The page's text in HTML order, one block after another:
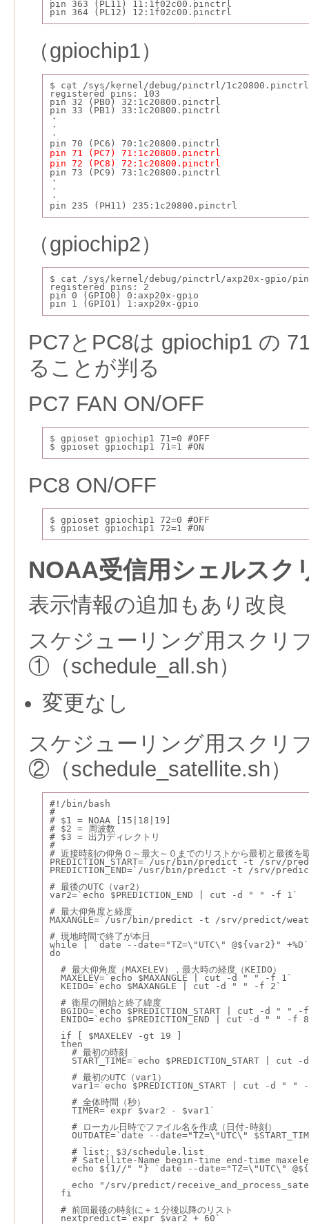
pin 363 (PL11) 11:1f02c00.pinctrl
pin 364 (PL12) 12:1f02c00.pinctrl
（gpiochip1）
$ cat /sys/kernel/debug/pinctrl/
registered pins: 103
pin 32 (PB0) 32:1c20800.pinctrl
pin 33 (PB1) 33:1c20800.pinctrl
・
・
・
pin 70 (PC6) 70:1c20800.pinctrl
pin 71 (PC7) 71:1c20800.pinctrl
pin 72 (PC8) 72:1c20800.pinctrl
pin 73 (PC9) 73:1c20800.pinctrl
・
・
・
pin 235 (PH11) 235:1c20800.pinctrl
（gpiochip2）
$ cat /sys/kernel/debug/pinctrl/axp20x-gpio/
registered pins: 2
pin 0 (GPIO0) 0:axp20x-gpio
pin 1 (GPIO1) 1:axp20x-gpio
PC7とPC8は gpiochip1 の
ることが判る
PC7 FAN ON/OFF
$ gpioset gpiochip1 71=0 #OFF
$ gpioset gpiochip1 71=1 #ON
PC8 ON/OFF
$ gpioset gpiochip1 72=0 #OFF
$ gpioset gpiochip1 72=1 #ON
NOAA受信用シェルスク
表示情報の追加もあり改良
スケジューリング用スクリ
①（schedule_all.sh）
変更なし
スケジューリング用スクリ
②（schedule_satellite.sh）
#!/bin/bash
#
# $1 = NOAA [15|18|19]
# $2 = 周波数
# $3 = 出力ディレクトリ
#
# 近接時刻の仰角０～最大～０までのリストから最初と最後を
PREDICTION_START=`/usr/bin/predict -t /
PREDICTION_END=`/usr/bin/predict -t /srv/
# 最後のUTC（var2）
var2=`echo $PREDICTION_END | cut -d " " -f 1`
# 最大仰角度と経度
MAXANGLE=`/usr/bin/predict -t /srv/predict/
# 現地時間で終了が本日
while [ `date --date="TZ=\"UTC\" @${var2}"
do
  # 最大仰角度（MAXELEV），最大時の経度（KEIDO）
  MAXELEV=`echo $MAXANGLE | cut -d " " -f 1`
  KEIDO=`echo $MAXANGLE | cut -d " " -f 2`
  # 衛星の開始と終了緯度
BGIDO=`echo $PREDICTION_START | cut -d " " -
ENIDO=`echo $PREDICTION_END | cut -d " " -f
  if [ $MAXELEV -gt 19 ]
  then
    # 最初の時刻
START_TIME=`echo $PREDICTION_START | cut -
    # 最初のUTC（var1）
var1=`echo $PREDICTION_START | cut -d " "
    # 全体時間（秒）
    TIMER=`expr $var2 - $var1`
    # ローカル日時でファイル名を作成（日付-時刻）
OUTDATE=`date --date="TZ=\"UTC\"
    # list: $3/schedule.list
# Satellite-Name begin-time end-time
echo ${1//" "} `date --date="TZ=\"UTC\"
echo "/srv/predict/
  fi
  # 前回最後の時刻に＋１分後以降のリスト
  nextpredict=`expr $var2 + 60`